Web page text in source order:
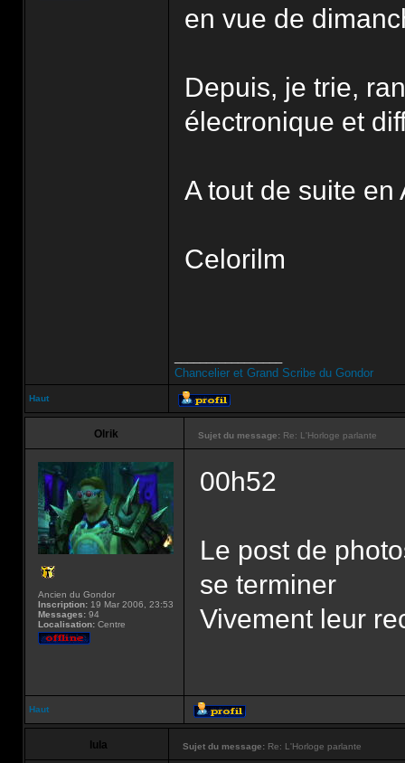
en vue de
Depuis, je trie,
électronique et
A tout de suite en
Celorilm
Chancelier et Grand Scribe du Gondor
Haut
Olrik Sujet du message: Re: L'Horloge parlante
Ancien du Gondor
Inscription: 19 Mar 2006, 23:53
Messages: 94
Localisation: Centre
00h52
Le post de
se terminer
Vivement leur
Haut
lula Sujet du message: Re: L'Horloge parlante